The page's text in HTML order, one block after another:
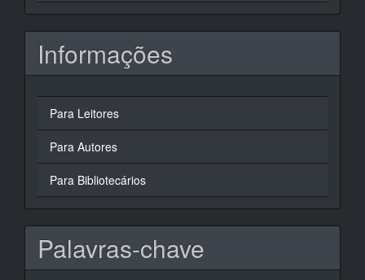
Informações
Para Leitores
Para Autores
Para Bibliotecários
Palavras-chave